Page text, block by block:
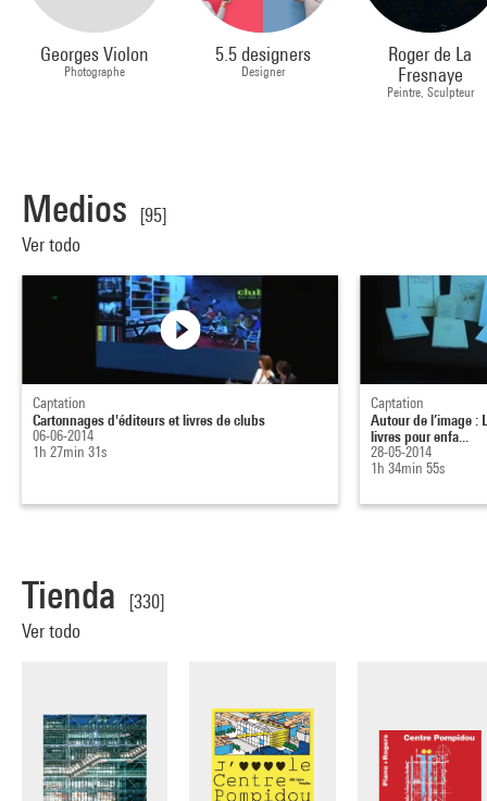
Georges Violon
Photographe
5.5 designers
Designer
Roger de La
Fresnaye
Peintre, Sculpteur
Medios
[95]
Ver todo
Captation
Cartonnages d'éditeurs et livres de clubs
06-06-2014
1h 27min 31s
Captation
Autour de l’image :
livres pour enfa...
28-05-2014
1h 34min 55s
Tienda
[330]
Ver todo